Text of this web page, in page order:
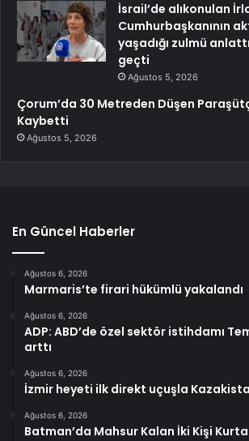
İsrail’de alıkonulan
Cumhurbaşkanının
yaşadığı zulmü
geçti
Ağustos 5, 2026
Çorum’da 30 Metreden Düşen
Kaybetti
Ağustos 5, 2026
En Güncel Haberler
Ağustos 6, 2026
Marmaris’te firari hükümlü yakalandı
Ağustos 6, 2026
ADP: ABD’de özel sektör istihdamı
arttı
Ağustos 6, 2026
İzmir heyeti ilk direkt uçuşla
Ağustos 6, 2026
Batman’da Mahsur Kalan İki Kişi